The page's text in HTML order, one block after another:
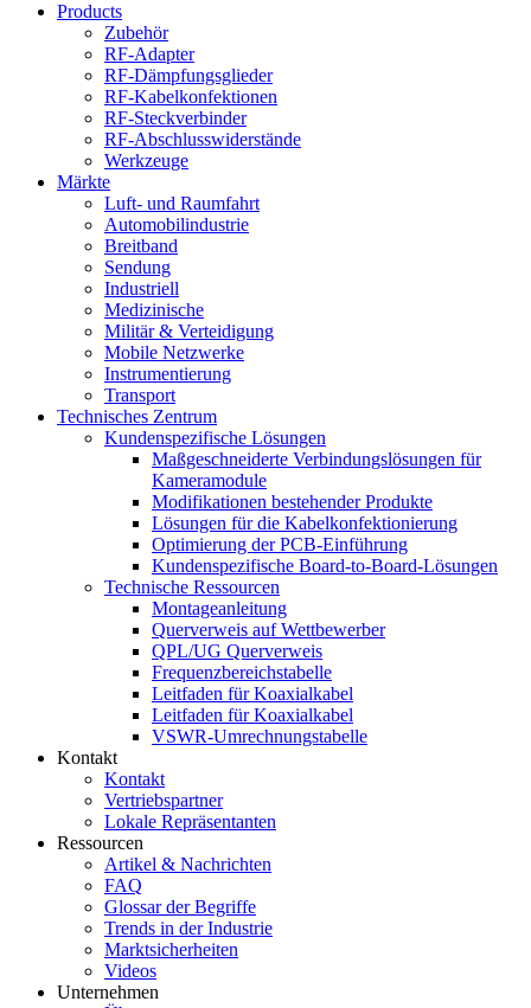
Products
Zubehör
RF-Adapter
RF-Dämpfungsglieder
RF-Kabelkonfektionen
RF-Steckverbinder
RF-Abschlusswiderstände
Werkzeuge
Märkte
Luft- und Raumfahrt
Automobilindustrie
Breitband
Sendung
Industriell
Medizinische
Militär & Verteidigung
Mobile Netzwerke
Instrumentierung
Transport
Technisches Zentrum
Kundenspezifische Lösungen
Maßgeschneiderte Verbindungslösungen für
Kameramodule
Modifikationen bestehender Produkte
Lösungen für die Kabelkonfektionierung
Optimierung der PCB-Einführung
Kundenspezifische Board-to-Board-Lösungen
Technische Ressourcen
Montageanleitung
Querverweis auf Wettbewerber
QPL/UG Querverweis
Frequenzbereichstabelle
Leitfaden für Koaxialkabel
Leitfaden für Koaxialkabel
VSWR-Umrechnungstabelle
Kontakt
Kontakt
Vertriebspartner
Lokale Repräsentanten
Ressourcen
Artikel & Nachrichten
FAQ
Glossar der Begriffe
Trends in der Industrie
Marktsicherheiten
Videos
Unternehmen